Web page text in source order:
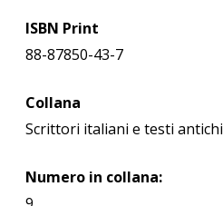
ISBN Print
88-87850-43-7
Collana
Scrittori italiani e testi antichi
Numero in collana: